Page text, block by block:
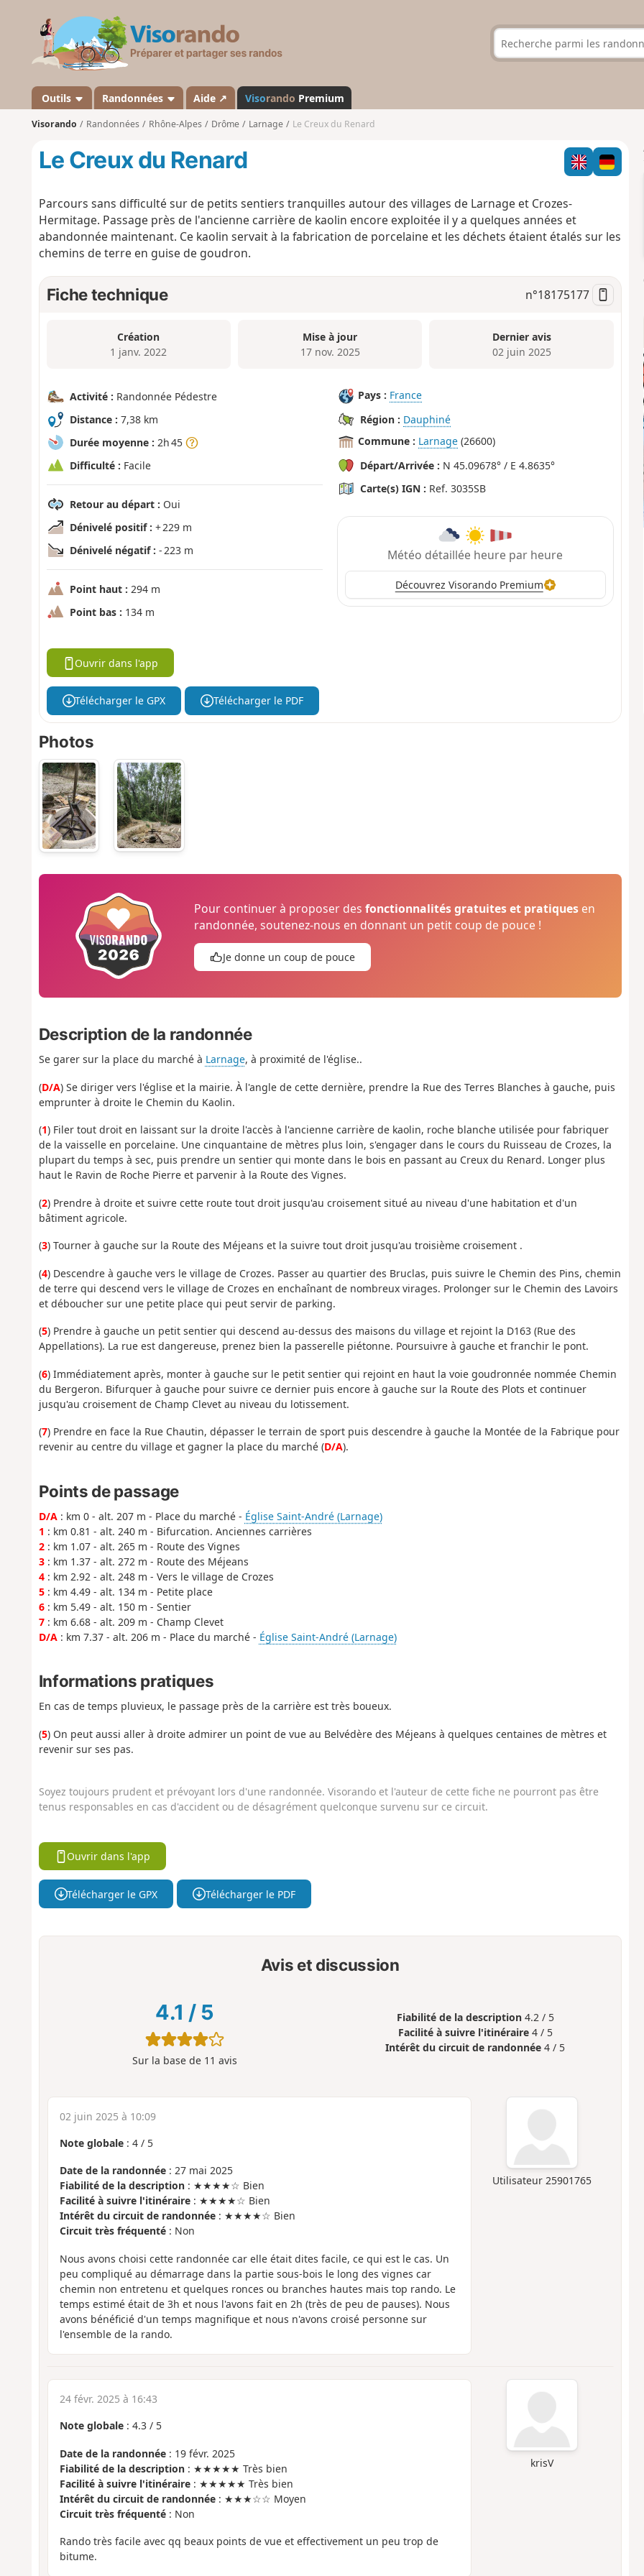
s
a
n
d
Outils Randonnées Aide ↗ Visorando Premium
Visorando Randonnées Rhône-Alpes Drôme Larnage Le Creux du Renard
Le Creux du Renard
Parcours sans difficulté sur de petits sentiers tranquilles autour des villages de Larnage et Crozes-
Hermitage. Passage près de l'ancienne carrière de kaolin encore exploitée il y a quelques années et
abandonnée maintenant. Ce kaolin servait à la fabrication de porcelaine et les déchets étaient étalés sur les
chemins de terre en guise de goudron.
Fiche technique n°18175177
Création
1 janv. 2022
Mise à jour
17 nov. 2025
Dernier avis
02 juin 2025
Activité : Randonnée Pédestre
Distance : 7,38 km
Durée moyenne : 2h 45
Difficulté : Facile
Retour au départ : Oui
Dénivelé positif : + 229 m
Dénivelé négatif : - 223 m
Point haut : 294 m
Point bas : 134 m
Pays : France
Région : Dauphiné
Commune : Larnage (26600)
Départ/Arrivée : N 45.09678° / E 4.8635°
Carte(s) IGN : Ref. 3035SB
Météo détaillée heure par heure
Découvrez Visorando Premium
Ouvrir dans l'app
Télécharger le GPX Télécharger le PDF
Photos
Pour continuer à proposer desfonctionnalités gratuites et pratiques en
randonnée, soutenez-nous en donnant un petit coup de pouce !
Je donne un coup de pouce
Description de la randonnée
Se garer sur la place du marché à Larnage, à proximité de l'église..
(D/A) Se diriger vers l'église et la mairie. À l'angle de cette dernière, prendre la Rue des Terres Blanches à gauche, puis
emprunter à droite le Chemin du Kaolin.
(1) Filer tout droit en laissant sur la droite l'accès à l'ancienne carrière de kaolin, roche blanche utilisée pour fabriquer
de la vaisselle en porcelaine. Une cinquantaine de mètres plus loin, s'engager dans le cours du Ruisseau de Crozes, la
plupart du temps à sec, puis prendre un sentier qui monte dans le bois en passant au Creux du Renard. Longer plus
haut le Ravin de Roche Pierre et parvenir à la Route des Vignes.
(2) Prendre à droite et suivre cette route tout droit jusqu'au croisement situé au niveau d'une habitation et d'un
bâtiment agricole.
(3) Tourner à gauche sur la Route des Méjeans et la suivre tout droit jusqu'au troisième croisement .
(4) Descendre à gauche vers le village de Crozes. Passer au quartier des Bruclas, puis suivre le Chemin des Pins, chemin
de terre qui descend vers le village de Crozes en enchaînant de nombreux virages. Prolonger sur le Chemin des Lavoirs
et déboucher sur une petite place qui peut servir de parking.
(5) Prendre à gauche un petit sentier qui descend au-dessus des maisons du village et rejoint la D163 (Rue des
Appellations). La rue est dangereuse, prenez bien la passerelle piétonne. Poursuivre à gauche et franchir le pont.
(6) Immédiatement après, monter à gauche sur le petit sentier qui rejoint en haut la voie goudronnée nommée Chemin
du Bergeron. Bifurquer à gauche pour suivre ce dernier puis encore à gauche sur la Route des Plots et continuer
jusqu'au croisement de Champ Clevet au niveau du lotissement.
(7) Prendre en face la Rue Chautin, dépasser le terrain de sport puis descendre à gauche la Montée de la Fabrique pour
revenir au centre du village et gagner la place du marché (D/A).
Points de passage
D/A: km 0 - alt. 207 m - Place du marché - Église Saint-André (Larnage)
1 : km 0.81 - alt. 240 m - Bifurcation. Anciennes carrières
2: km 1.07 - alt. 265 m - Route des Vignes
3: km 1.37 - alt. 272 m - Route des Méjeans
4: km 2.92 - alt. 248 m - Vers le village de Crozes
5: km 4.49 - alt. 134 m - Petite place
6: km 5.49 - alt. 150 m - Sentier
7: km 6.68 - alt. 209 m - Champ Clevet
D/A: km 7.37 - alt. 206 m - Place du marché - Église Saint-André (Larnage)
Informations pratiques
En cas de temps pluvieux, le passage près de la carrière est très boueux.
(5) On peut aussi aller à droite admirer un point de vue au Belvédère des Méjeans à quelques centaines de mètres et
revenir sur ses pas.
Soyez toujours prudent et prévoyant lors d'une randonnée. Visorando et l'auteur de cette fiche ne pourront pas être
tenus responsables en cas d'accident ou de désagrément quelconque survenu sur ce circuit.
Ouvrir dans l'app
Télécharger le GPX Télécharger le PDF
Avis et discussion
4.1 / 5
Sur la base de 11 avis
Fiabilité de la description 4.2 / 5
Facilité à suivre l'itinéraire 4 / 5
Intérêt du circuit de randonnée 4 / 5
Utilisateur 25901765
02 juin 2025 à 10:09
Note globale: 4/ 5
Date de la randonnée: 27 mai 2025
Fiabilité de la description: ★★★★☆ Bien
Facilité à suivre l'itinéraire: ★★★★☆ Bien
Intérêt du circuit de randonnée: ★★★★☆ Bien
Circuit très fréquenté: Non
Nous avons choisi cette randonnée car elle était dites facile, ce qui est le cas. Un
peu compliqué au démarrage dans la partie sous-bois le long des vignes car
chemin non entretenu et quelques ronces ou branches hautes mais top rando. Le
temps estimé était de 3h et nous l'avons fait en 2h (très de peu de pauses). Nous
avons bénéficié d'un temps magnifique et nous n'avons croisé personne sur
l'ensemble de la rando.
krisV
24 févr. 2025 à 16:43
Note globale: 4.3/ 5
Date de la randonnée: 19 févr. 2025
Fiabilité de la description: ★★★★★ Très bien
Facilité à suivre l'itinéraire: ★★★★★ Très bien
Intérêt du circuit de randonnée: ★★★☆☆ Moyen
Circuit très fréquenté: Non
Rando très facile avec qq beaux points de vue et effectivement un peu trop de
bitume.